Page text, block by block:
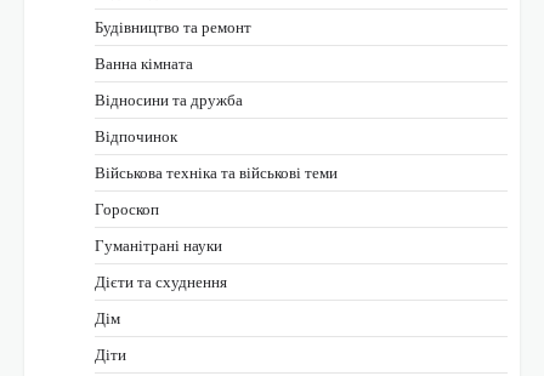
Будівництво та ремонт
Ванна кімната
Відносини та дружба
Відпочинок
Військова техніка та військові теми
Гороскоп
Гуманітрані науки
Дієти та схуднення
Дім
Діти